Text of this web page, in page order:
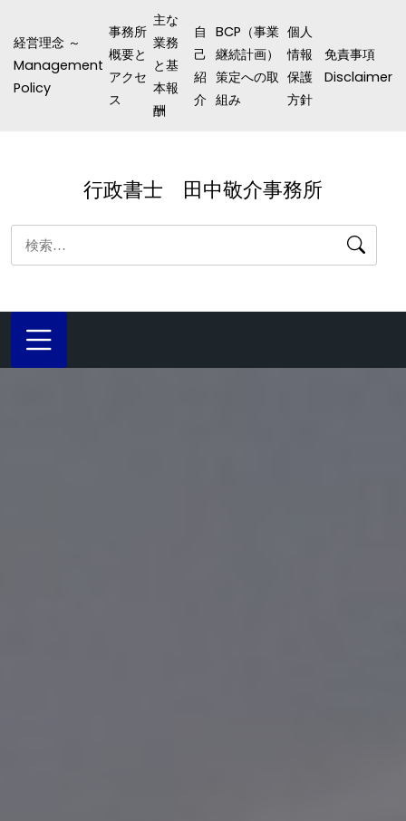
経営理念 ～
Management
Policy
事務所
概要と
アクセ
ス
主な
業務
と基
本報
酬
自
己
紹
介
BCP（事業
継続計画）
策定への取
組み
個人
情報
保護
方針
免責事項
Disclaimer
行政書士 田中敬介事務所
索: